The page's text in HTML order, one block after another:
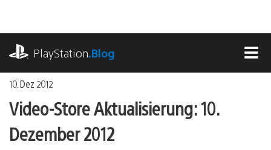
springen
PlayStation.Blog
10. Dez 2012
Video-Store Aktualisierung: 10.
Dezember 2012